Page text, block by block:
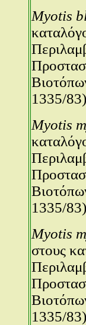
Myotis
1335/
Myotis
1335/
Myotis
στους
1335/